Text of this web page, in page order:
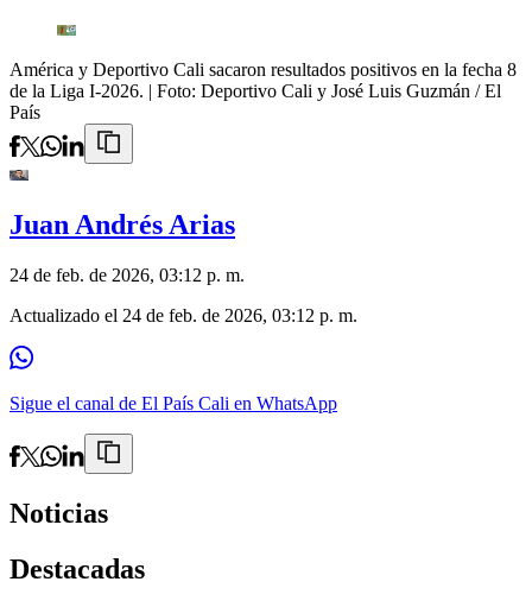
América y Deportivo Cali sacaron resultados positivos en la fecha 8
de la Liga I-2026. | Foto: Deportivo Cali y José Luis Guzmán / El
País
Juan Andrés Arias
24 de feb. de 2026, 03:12 p. m.
Actualizado el 24 de feb. de 2026, 03:12 p. m.
Sigue el canal de El País Cali en WhatsApp
Noticias
Destacadas